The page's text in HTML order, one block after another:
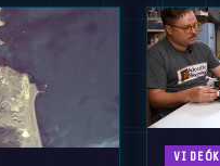
VIDEÓK